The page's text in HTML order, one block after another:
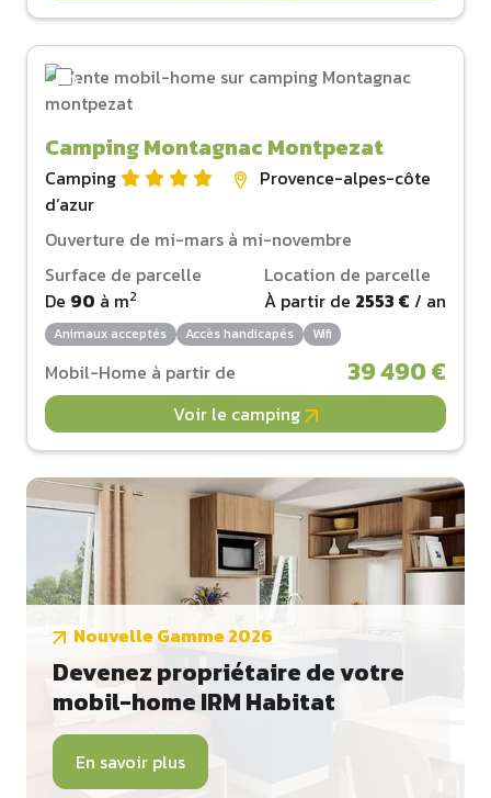
Camping Montagnac Montpezat
Camping
Provence-alpes-côte
d‘azur
Ouverture de mi-mars à mi-novembre
Surface de parcelle
De 90 à m2
Location de parcelle
À partir de 2553 € / an
Animaux acceptés Accès handicapés Wifi
Mobil-Home à partir de 39 490 €
Voir le camping
Nouvelle Gamme 2026
Devenez propriétaire de votre
mobil-home IRM Habitat
En savoir plus